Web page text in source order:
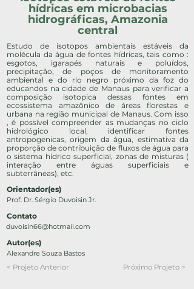
hídricas em microbacias
hidrográficas, Amazonia
central
Estudo de isotopos ambientais estáveis da
molécula da água de fontes hídricas, tais como :
esgotos, igarapés naturais e poluídos,
precipitação, de poços de monitoramento
ambiental e do rio negro próximo da foz do
educandos na cidade de Manaus para verificar a
composição isotopica dessas fontes em
ecossistema amazônico de áreas florestas e
urbana na região municipal de Manaus. Com isso
, é possível compreender as mudanças no ciclo
hidrológico local, identificar fontes
antropogenicas, origem da água, estimativa da
proporção de contribuição de fluxos de água para
o sistema hídrico superficial, zonas de misturas (
interação entre águas superficiais e
subterrâneas), etc.
Orientador(es)
Prof. Dr. Sérgio Duvoisin Jr.
Contato
duvoisin66@hotmail.com
Autor(es)
Alexandre Souza Bastos
< Projeto Anterior
Próximo Projeto >